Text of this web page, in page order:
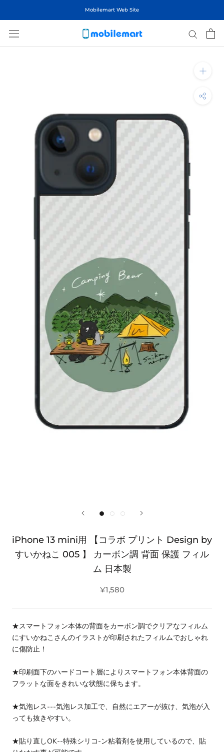
Mobilemart Web Site
iPhone 13 mini用 【コラボ プリント Design by
すいかねこ 005 】 カーボン調 背面 保護 フィル
ム 日本製
¥1,580
★スマートフォン本体の背面をカーボン調でクリアなフィルム
にすいかねこさんのイラストが印刷されたフィルムでおしゃれ
に傷防止！
★印刷面下のハードコート層によりスマートフォン本体背面の
フラットな面をきれいな状態に保ちます。
★気泡レス---気泡レス加工で、自然にエアーが抜け、気泡が入
っても抜きやすい。
★貼り直しOK--特殊シリコ-ン粘着剤を使用しているので、貼